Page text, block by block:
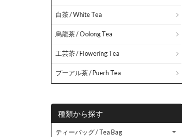
白茶 / White Tea
烏龍茶 / Oolong Tea
工芸茶 / Flowering Tea
プーアル茶 / Puerh Tea
種類から探す
ティーバッグ / Tea Bag